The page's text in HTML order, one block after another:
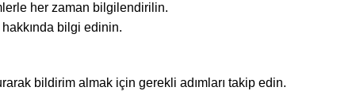
her zaman bilgilendirilin.
bilgi edinin.
bildirim almak için gerekli adımları takip edin.